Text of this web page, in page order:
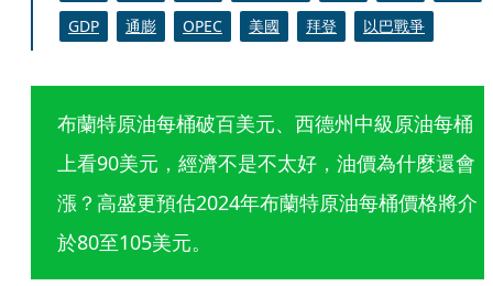
GDP
通膨 OPEC 美國 拜登 以巴戰爭
布蘭特原油每桶破百美元、西德州中級原油每桶
上看90美元，經濟不是不太好，油價為什麼還會
漲？高盛更預估2024年布蘭特原油每桶價格將介
於80至105美元。